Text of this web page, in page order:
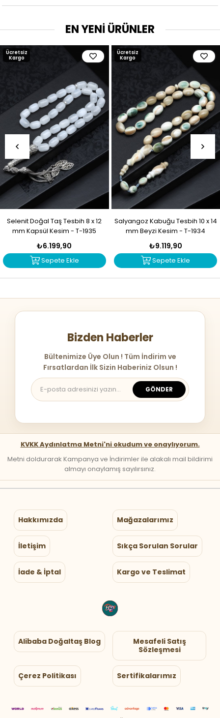
EN YENİ ÜRÜNLER
Selenit Doğal Taş Tesbih 8 x 12
mm Kapsül Kesim - T-1935
₺6.199,90
Sepete Ekle
Ücretsiz
Kargo
Salyangoz Kabuğu Tesbih 10 x 14
mm Beyzi Kesim - T-1934
₺9.119,90
Sepete Ekle
Ücretsiz
Kargo
Bizden Haberler
Bültenimize Üye Olun ! Tüm İndirim ve
Fırsatlardan İlk Sizin Haberiniz Olsun !
GÖNDER
KVKK Aydınlatma Metni'ni okudum ve onaylıyorum.
Metni doldurarak Kampanya ve İndirimler ile alakalı mail bildirimi
almayı onaylamış sayılırsınız.
Hakkımızda Mağazalarımız
İletişim Sıkça Sorulan Sorular
İade & İptal Kargo ve Teslimat
Alibaba Doğaltaş Blog
Mesafeli Satış
Sözleşmesi
Çerez Politikası Sertifikalarımız